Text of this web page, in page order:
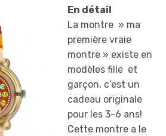
En détail
La montre » ma
première vraie
montre » existe en
modèles fille et
garçon, c’est un
cadeau originale
pour les 3-6 ans!
Cette montre a le